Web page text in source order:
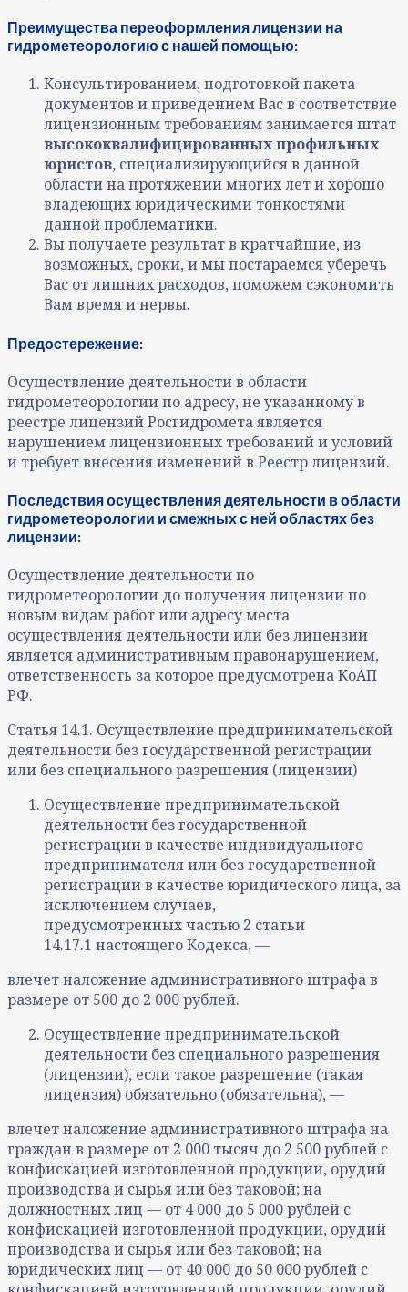
Преимущества переоформления лицензии на
гидрометеорологию с нашей помощью:
Консультированием, подготовкой пакета
документов и приведением Вас в соответствие
лицензионным требованиям занимается штат
высококвалифицированных профильных
юристов, специализирующийся в данной
области на протяжении многих лет и хорошо
владеющих юридическими тонкостями
данной проблематики.
Вы получаете результат в кратчайшие, из
возможных, сроки, и мы постараемся уберечь
Вас от лишних расходов, поможем сэкономить
Вам время и нервы.
Предостережение:
Осуществление деятельности в области
гидрометеорологии по адресу, не указанному в
реестре лицензий Росгидромета является
нарушением лицензионных требований и условий
и требует внесения изменений в Реестр лицензий.
Последствия осуществления деятельности в области
гидрометеорологии и смежных с ней областях без
лицензии:
Осуществление деятельности по
гидрометеорологии до получения лицензии по
новым видам работ или адресу места
осуществления деятельности или без лицензии
является административным правонарушением,
ответственность за которое предусмотрена КоАП
РФ.
Статья 14.1. Осуществление предпринимательской
деятельности без государственной регистрации
или без специального разрешения (лицензии)
Осуществление предпринимательской
деятельности без государственной
регистрации в качестве индивидуального
предпринимателя или без государственной
регистрации в качестве юридического лица, за
исключением случаев,
предусмотренных частью 2 статьи
14.17.1 настоящего Кодекса, —
влечет наложение административного штрафа в
размере от 500 до 2 000 рублей.
Осуществление предпринимательской
деятельности без специального разрешения
(лицензии), если такое разрешение (такая
лицензия) обязательно (обязательна), —
влечет наложение административного штрафа на
граждан в размере от 2 000 тысяч до 2 500 рублей с
конфискацией изготовленной продукции, орудий
производства и сырья или без таковой; на
должностных лиц — от 4 000 до 5 000 рублей с
конфискацией изготовленной продукции, орудий
производства и сырья или без таковой; на
юридических лиц — от 40 000 до 50 000 рублей с